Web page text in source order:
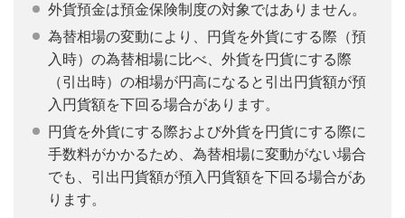
外貨預金は預金保険制度の対象ではありません。
為替相場の変動により、円貨を外貨にする際（預
入時）の為替相場に比べ、外貨を円貨にする際
（引出時）の相場が円高になると引出円貨額が預
入円貨額を下回る場合があります。
円貨を外貨にする際および外貨を円貨にする際に
手数料がかかるため、為替相場に変動がない場合
でも、引出円貨額が預入円貨額を下回る場合があ
ります。